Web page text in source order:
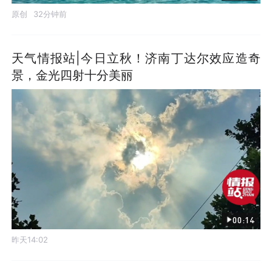
原创 32分钟前
天气情报站|今日立秋！济南丁达尔效应造奇
景，金光四射十分美丽
00:14
昨天14:02